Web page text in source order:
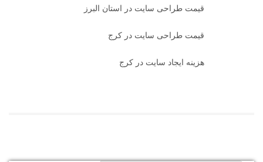
قیمت طراحی سایت در استان البرز
قیمت طراحی سایت در کرج
هزینه ایجاد سایت در کرج